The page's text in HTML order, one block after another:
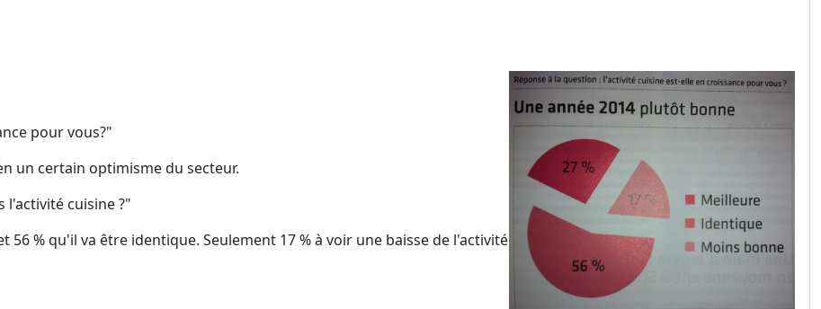
pour vous?"
un certain optimisme du secteur.
l'activité cuisine ?"
56 % qu'il va être identique. Seulement 17 % à voir une baisse de l'activité